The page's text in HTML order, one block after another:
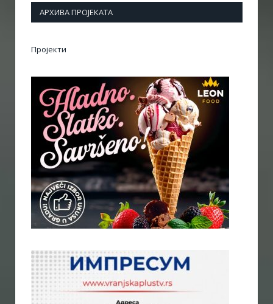
АРХИВА ПРОЈЕКАТА
Пројекти